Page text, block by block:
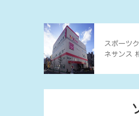
スポーツ
ネサンス